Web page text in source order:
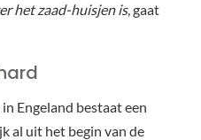
het zaad-huisjen is, gaat
Engeland bestaat een
al uit het begin van de